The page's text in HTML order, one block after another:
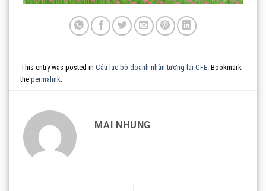
This entry was posted inCâu lạc bộ doanh nhân tương lai CFE. Bookmark
thepermalink.
MAI NHUNG